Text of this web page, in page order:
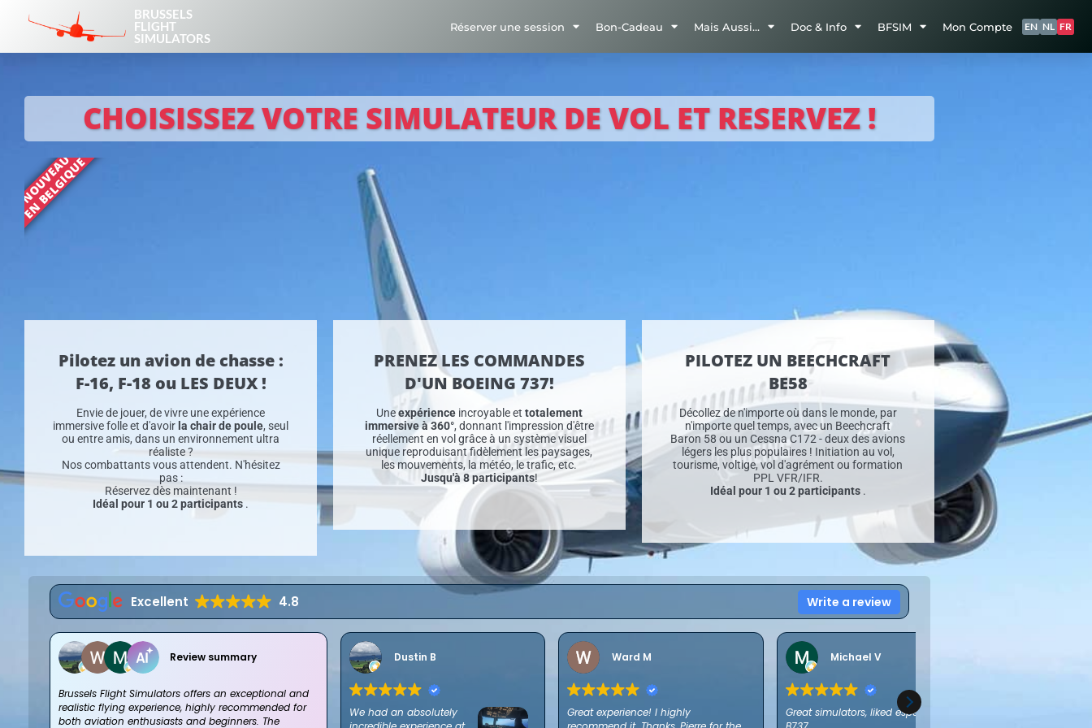
BRUSSELS
FLIGHT
SIMULATORS
Réserver une session Bon-Cadeau Mais Aussi… Doc & Info BFSIM Mon Compte EN NL FR
CHOISISSEZ VOTRE SIMULATEUR DE VOL ET RESERVEZ !
Pilotez un avion de chasse :
F-16, F-18 ou LES DEUX !
Envie de jouer, de vivre une expérience
immersive folle et d'avoir la chair de poule, seul
ou entre amis, dans un environnement ultra
réaliste ?
Nos combattants vous attendent. N'hésitez
pas :
Réservez dès maintenant !
Idéal pour 1 ou 2 participants .
NOUVEAU
EN BELGIQUE
PRENEZ LES COMMANDES
D'UN BOEING 737!
Uneexpérienceincroyable et totalement
immersive à 360°, donnant l'impression d'être
réellement en vol grâce à un système visuel
unique reproduisant fidèlement les paysages,
les mouvements, la météo, le trafic, etc.
Jusqu'à 8 participants!
PILOTEZ UN BEECHCRAFT
BE58
Décollez de n'importe où dans le monde, par
n'importe quel temps, avec un Beechcraft
Baron 58 ou un Cessna C172 - deux des avions
légers les plus populaires ! Initiation au vol,
tourisme, voltige, vol d'agrément ou formation
PPL VFR/IFR.
Idéal pour 1 ou 2 participants.
Excellent 4.8 Write a review
Review summary
Brussels Flight Simulators offers an exceptional and
realistic flying experience, highly recommended for
both aviation enthusiasts and beginners. The
Dustin B
We had an absolutely
Ward M
Great experience! I highly
Michael V
Great simulators, liked especially the